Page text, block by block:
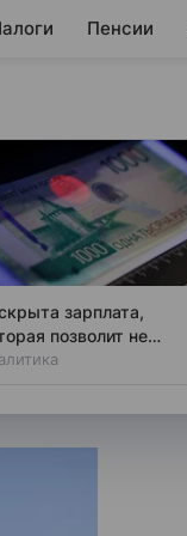
Пенсии
зарплата,
позволит не
зависти